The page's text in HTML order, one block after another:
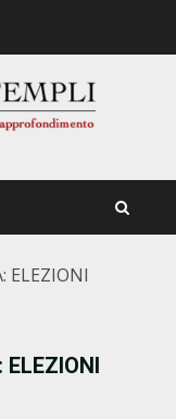
ELEZIONI
ELEZIONI